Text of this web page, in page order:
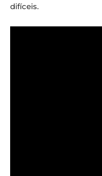
difíceis.